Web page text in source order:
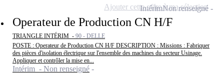
Operateur de Production CN H/F
TRIANGLE INTÉRIM - 90 - DELLE
POSTE : Operateur de Production CN H/F DESCRIPTION : Missions : Fabriquer
des pièces d'isolation électrique sur l'ensemble des machines du secteur Usinage.
Appliquer et contrôler la mise en...
Intérim - Non renseigné
IntérimNon renseigné
Ajouter cette offre à ma sélection